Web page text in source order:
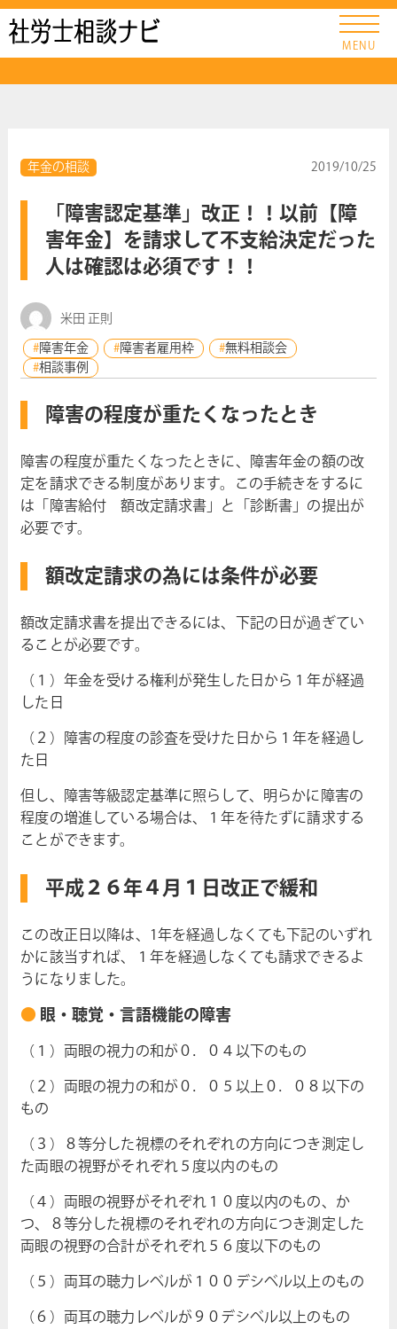
MENU
年金の相談 2019/10/25
「障害認定基準」改正！！以前【障
害年金】を請求して不支給決定だった
人は確認は必須です！！
米田 正則
障害年金
障害者雇用枠
無料相談会
相談事例
障害の程度が重たくなったとき
障害の程度が重たくなったときに、障害年金の額の改
定を請求できる制度があります。この手続きをするに
は「障害給付 額改定請求書」と「診断書」の提出が
必要です。
額改定請求の為には条件が必要
額改定請求書を提出できるには、下記の日が過ぎてい
ることが必要です。
（１）年金を受ける権利が発生した日から１年が経過
した日
（２）障害の程度の診査を受けた日から１年を経過し
た日
但し、障害等級認定基準に照らして、明らかに障害の
程度の増進している場合は、１年を待たずに請求する
ことができます。
平成２６年４月１日改正で緩和
この改正日以降は、1年を経過しなくても下記のいずれ
かに該当すれば、１年を経過しなくても請求できるよ
うになりました。
眼・聴覚・言語機能の障害
（１）両眼の視力の和が０．０４以下のもの
（２）両眼の視力の和が０．０５以上０．０８以下の
もの
（３）８等分した視標のそれぞれの方向につき測定し
た両眼の視野がそれぞれ５度以内のもの
（４）両眼の視野がそれぞれ１０度以内のもの、か
つ、８等分した視標のそれぞれの方向につき測定した
両眼の視野の合計がそれぞれ５６度以下のもの
（５）両耳の聴力レベルが１００デシベル以上のもの
（６）両耳の聴力レベルが９０デシベル以上のもの